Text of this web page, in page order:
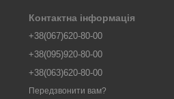
Контактна інформація
+38(067)620-80-00
+38(095)920-80-00
+38(063)620-80-00
Передзвонити вам?